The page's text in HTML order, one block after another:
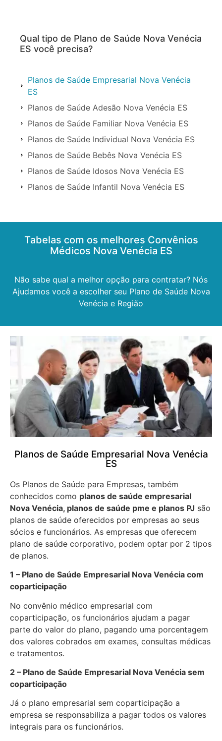
Qual tipo de Plano de Saúde Nova Venécia
ES você precisa?
Planos de Saúde Empresarial Nova Venécia
ES
Planos de Saúde Adesão Nova Venécia ES
Planos de Saúde Familiar Nova Venécia ES
Planos de Saúde Individual Nova Venécia ES
Planos de Saúde Bebês Nova Venécia ES
Planos de Saúde Idosos Nova Venécia ES
Planos de Saúde Infantil Nova Venécia ES
Tabelas com os melhores Convênios
Médicos Nova Venécia ES
Não sabe qual a melhor opção para contratar? Nós
Ajudamos você a escolher seu Plano de Saúde Nova
Venécia e Região
Planos de Saúde Empresarial Nova Venécia
ES
Os Planos de Saúde para Empresas, também
conhecidos como planos de saúde empresarial
Nova Venécia, planos de saúde pme e planos PJ são
planos de saúde oferecidos por empresas ao seus
sócios e funcionários. As empresas que oferecem
plano de saúde corporativo, podem optar por 2 tipos
de planos.
1 – Plano de Saúde Empresarial Nova Venécia com
coparticipação
No convênio médico empresarial com
coparticipação, os funcionários ajudam a pagar
parte do valor do plano, pagando uma porcentagem
dos valores cobrados em exames, consultas médicas
e tratamentos.
2 – Plano de Saúde Empresarial Nova Venécia sem
coparticipação
Já o plano empresarial sem coparticipação a
empresa se responsabiliza a pagar todos os valores
integrais para os funcionários.